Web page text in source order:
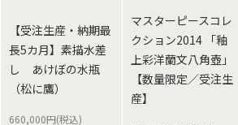
【受注生産・納期最
長5カ月】素描水差
し あけぼの水瓶
（松に鷹）
660,000円(税込)
マスターピースコレ
クション2014 「釉
上彩洋蘭文八角壺」
【数量限定／受注生
産】